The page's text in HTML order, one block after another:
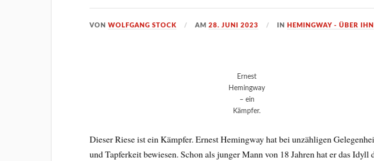
VONWOLFGANG STOCK AM28. JUNI 2023 IN HEMINGWAY - ÜBER IHN
Ernest
Hemingway
– ein
Kämpfer.
Dieser Riese ist ein Kämpfer. Ernest Hemingway hat bei unzähligen
und Tapferkeit bewiesen. Schon als junger Mann von 18 Jahren hat er das Idyll